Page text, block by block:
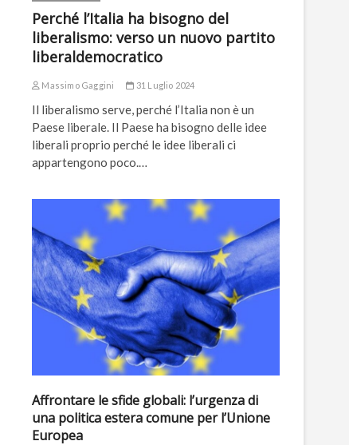
Perché l’Italia ha bisogno del
liberalismo: verso un nuovo partito
liberaldemocratico
Massimo Gaggini 31 Luglio 2024
Il liberalismo serve, perché l’Italia non è un
Paese liberale. Il Paese ha bisogno delle idee
liberali proprio perché le idee liberali ci
appartengono poco.…
Affrontare le sfide globali: l’urgenza di
una politica estera comune per l’Unione
Europea